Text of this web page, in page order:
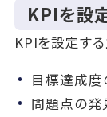
KPIを設
KPIを設定す
目標達成度
問題点の発